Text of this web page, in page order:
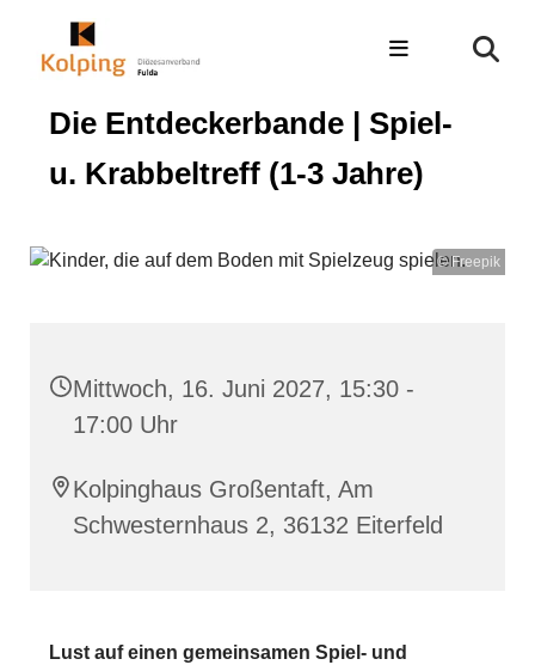
Die Entdeckerbande | Spiel-
u. Krabbeltreff (1-3 Jahre)
© Freepik
Mittwoch, 16. Juni 2027, 15:30 -
17:00 Uhr
Kolpinghaus Großentaft, Am
Schwesternhaus 2, 36132 Eiterfeld
Lust auf einen gemeinsamen Spiel- und